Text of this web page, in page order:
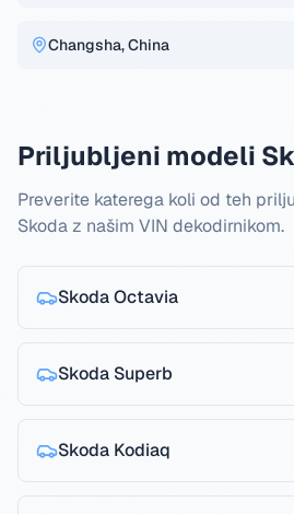
Changsha, China
Priljubljeni modeli
Preverite katerega koli od teh
Skoda z našim VIN dekodirnikom.
SkodaOctavia
Skoda Superb
Skoda Kodiaq